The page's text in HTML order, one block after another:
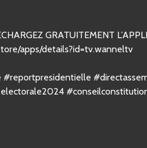
GRATUITEMENT
apps/details?id=tv.wanneltv